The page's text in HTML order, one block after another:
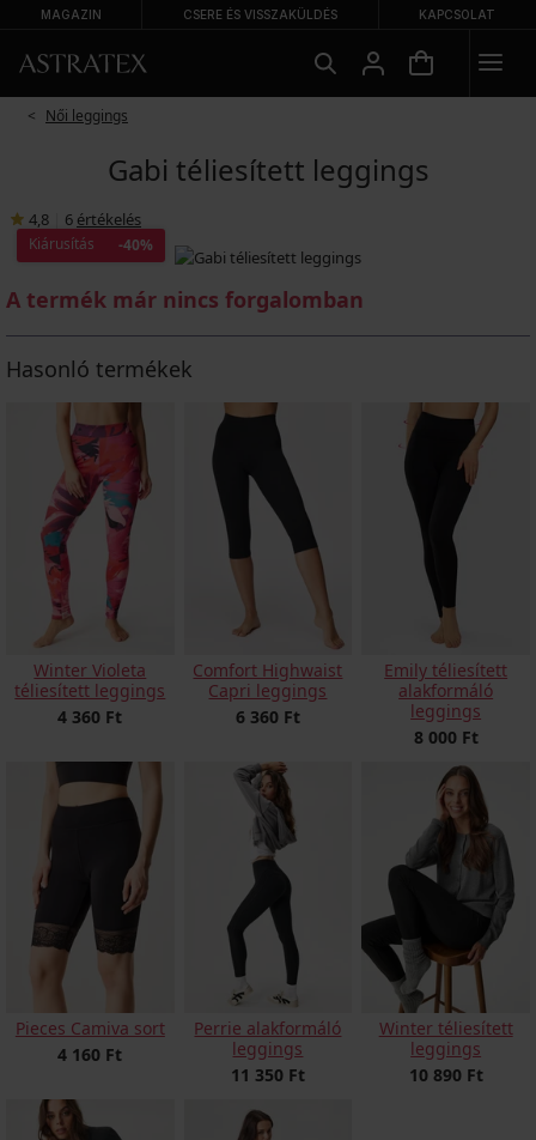
MAGAZIN CSERE ÉS VISSZAKÜLDÉS KAPCSOLAT
Női leggings
Gabi téliesített leggings
4,8 6 értékelés
Kiárusítás -40%
A termék már nincs forgalomban
Hasonló termékek
Winter Violeta
téliesített leggings
4 360 Ft
Comfort Highwaist
Capri leggings
6 360 Ft
Emily téliesített
alakformáló
leggings
8 000 Ft
Pieces Camiva sort
4 160 Ft
Perrie alakformáló
leggings
11 350 Ft
Winter téliesített
leggings
10 890 Ft